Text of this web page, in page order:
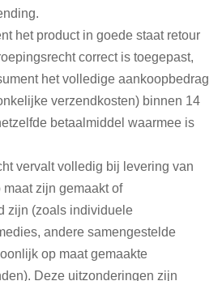
het product in goede staat retour
correct is toegepast,
het volledige aankoopbedrag
verzendkosten) binnen 14
betaalmiddel waarmee is
vervalt volledig bij levering van
zijn gemaakt of
zijn (zoals individuele
andere samengestelde
op maat gemaakte
Deze uitzonderingen zijn